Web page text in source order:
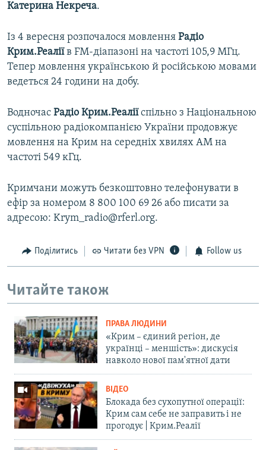
Катерина Некреча.
Із 4 вересня розпочалося мовлення Радіо
Крим.Реаліїв FM-діапазоні на частоті 105,9 МГц.
Тепер мовлення українською й російською мовами
ведеться 24 години на добу.
Водночас Радіо Крим.Реаліїспільно з Національною
суспільною радіокомпанією України продовжує
мовлення на Крим на середніх хвилях АМ на
частоті 549 кГц.
Кримчани можуть безкоштовно телефонувати в
ефір за номером 8 800 100 69 26 або писати за
адресою: Krym_radio@rferl.org.
Поділитись Читати без VPN Follow us
Читайте також
ПРАВА ЛЮДИНИ
«Крим – єдиний регіон, де
українці – меншість»: дискусія
навколо нової пам'ятної дати
ВІДЕО
Блокада без сухопутної операції:
Крим сам себе не заправить і не
прогодує | Крим.Реалії